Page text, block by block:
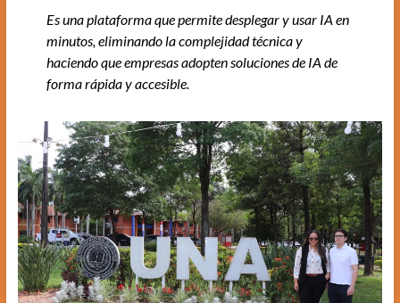
Es una plataforma que permite desplegar y usar IA en
minutos, eliminando la complejidad técnica y
haciendo que empresas adopten soluciones de IA de
forma rápida y accesible.